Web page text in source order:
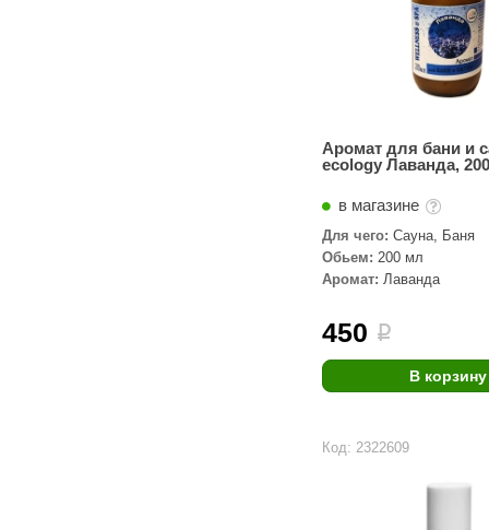
Аромат для бани и
ecology Лаванда,
в магазине
Для чего: Сауна, Баня
Обьем: 200 мл
Аромат: Лаванда
450 i
В корзину
Код: 2322609